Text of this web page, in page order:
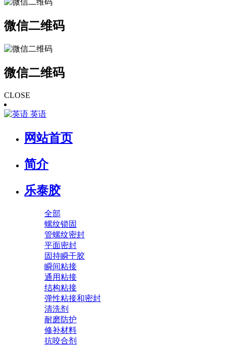
微信二维码
微信二维码
CLOSE
英语
网站首页
简介
乐泰胶
全部
螺纹锁固
管螺纹密封
平面密封
固持瞬干胶
瞬间粘接
通用粘接
结构粘接
弹性粘接和密封
清洗剂
耐磨防护
修补材料
抗咬合剂